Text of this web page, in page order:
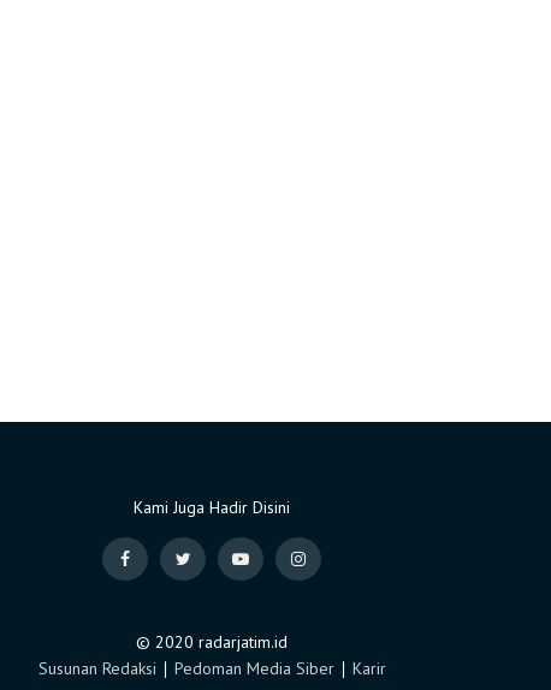
Kami Juga Hadir Disini
© 2020 radarjatim.id
Susunan Redaksi ∣ Pedoman Media Siber∣ Karir